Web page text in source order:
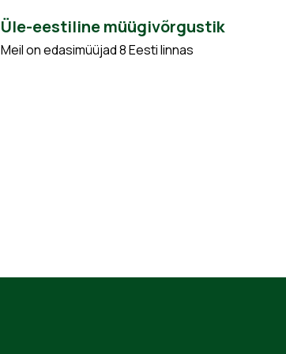
Üle-eestiline müügivõrgustik
Meil on edasimüüjad 8 Eesti linnas